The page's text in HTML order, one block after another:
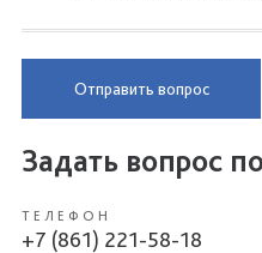
Отправить вопрос
Задать вопрос
ТЕЛЕФОН
+7 (861) 221-58-18